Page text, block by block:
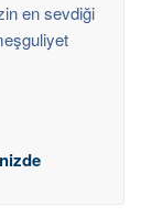
en sevdiği